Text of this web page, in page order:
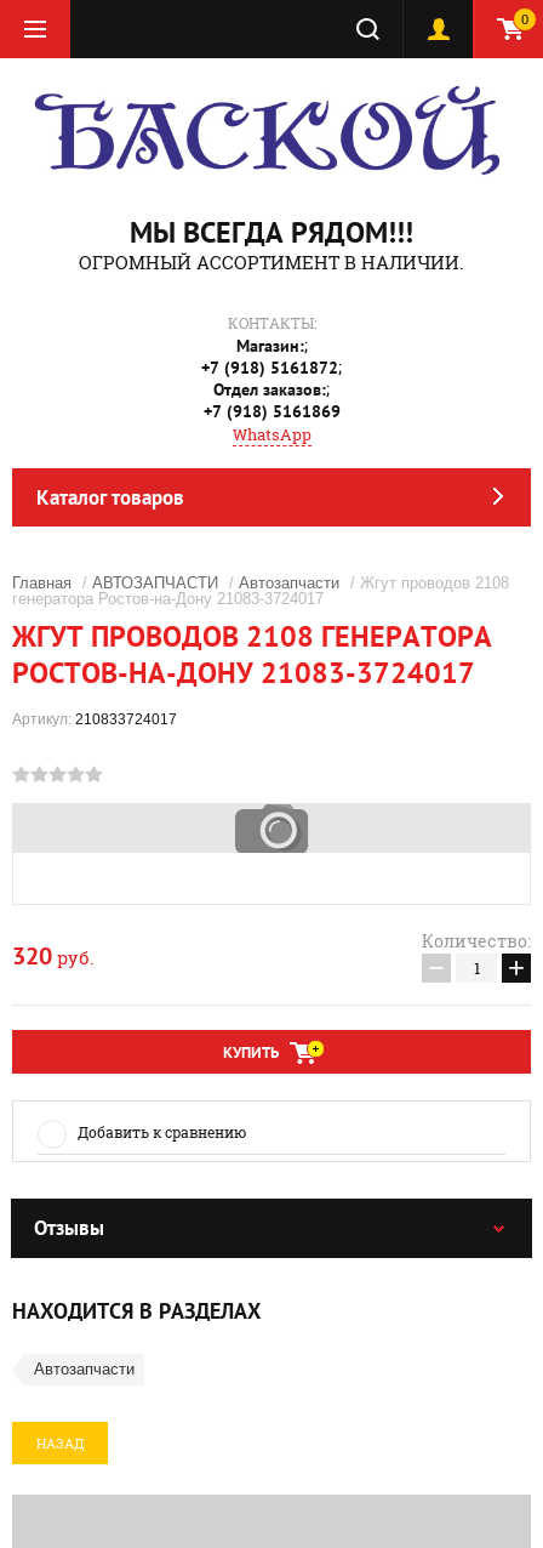
0
МЫ ВСЕГДА РЯДОМ!!!
ОГРОМНЫЙ АССОРТИМЕНТ В НАЛИЧИИ.
КОНТАКТЫ:
Магазин:;
+7 (918) 5161872;
Отдел заказов:;
+7 (918) 5161869
WhatsApp
Каталог товаров
Главная / АВТОЗАПЧАСТИ / Автозапчасти / Жгут проводов 2108
генератора Ростов-на-Дону 21083-3724017
ЖГУТ ПРОВОДОВ 2108 ГЕНЕРАТОРА
РОСТОВ-НА-ДОНУ 21083-3724017
Артикул: 210833724017
320 руб.
Количество:
− +
КУПИТЬ
Добавить к сравнению
Отзывы
НАХОДИТСЯ В РАЗДЕЛАХ
Автозапчасти
НАЗАД